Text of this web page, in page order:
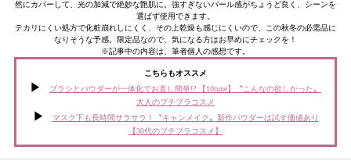
然にカバーして、光の加減で絶妙な艶肌に。強すぎないパール感がちょうど良く、シーンを
選ばず使用できます。
テカリにくい処方で化粧崩れしにくく、その上乾燥も感じにくいので、この秋冬の必需品に
なりそうな予感。限定品なので、気になる方はお早めにチェックを！
※記事中の内容は、筆者個人の感想です。
こちらもオススメ
ブラシとパウダーが一体化でお直し簡単!? 【10tune】〝こんなの欲しかった〟
大人のプチプラコスメ
マスク下も長時間サラサラ！〝キャンメイク〟新作パウダーは試す価値あり
【30代のプチプラコスメ】